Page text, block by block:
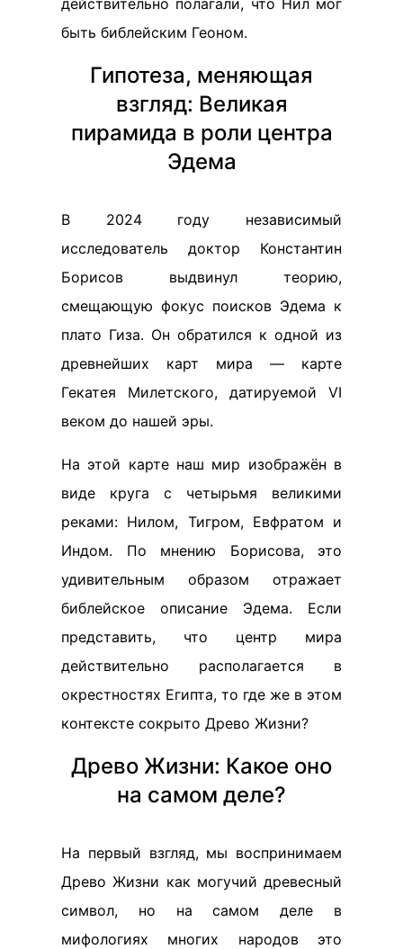
действительно полагали, что Нил мог
быть библейским Геоном.
Гипотеза, меняющая
взгляд: Великая
пирамида в роли центра
Эдема
В 2024 году независимый
исследователь доктор Константин
Борисов выдвинул теорию,
смещающую фокус поисков Эдема к
плато Гиза. Он обратился к одной из
древнейших карт мира — карте
Гекатея Милетского, датируемой VI
веком до нашей эры.
На этой карте наш мир изображён в
виде круга с четырьмя великими
реками: Нилом, Тигром, Евфратом и
Индом. По мнению Борисова, это
удивительным образом отражает
библейское описание Эдема. Если
представить, что центр мира
действительно располагается в
окрестностях Египта, то где же в этом
контексте сокрыто Древо Жизни?
Древо Жизни: Какое оно
на самом деле?
На первый взгляд, мы воспринимаем
Древо Жизни как могучий древесный
символ, но на самом деле в
мифологиях многих народов это